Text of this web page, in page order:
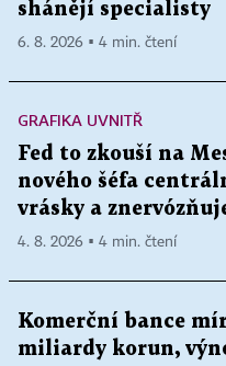
shánějí specialisty
6. 8. 2026 ▪ 4 min. čtení
GRAFIKA UVNITŘ
Fed to zkouší na
nového šéfa
vrásky a
4. 8. 2026 ▪ 4 min. čtení
Komerční bance
miliardy korun,